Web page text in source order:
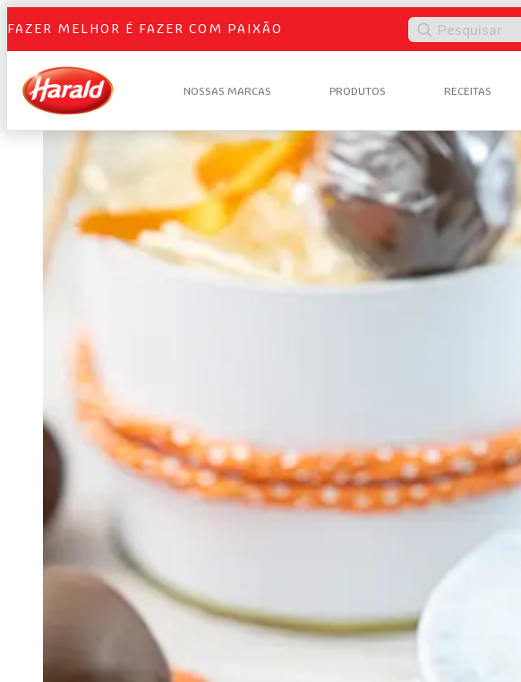
FAZER MELHOR É FAZER COM PAIXÃO Pesquisar
NOSSAS MARCAS PRODUTOS RECEITAS